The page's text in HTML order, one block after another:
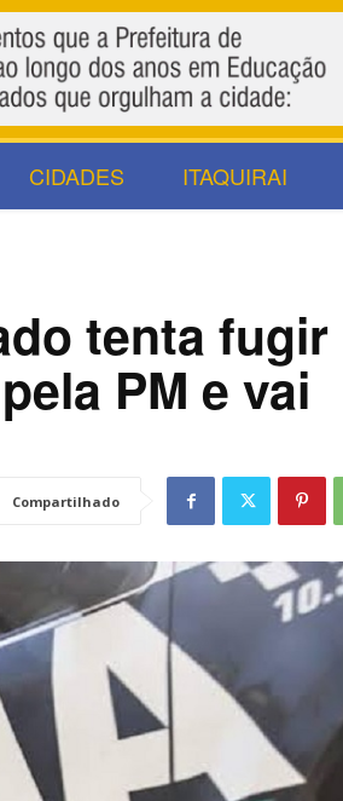
CIDADES ITAQUIRAI
tenta fugir
PM e vai
Compartilhado